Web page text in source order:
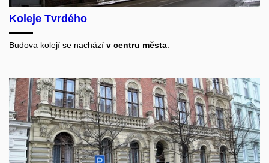
Koleje Tvrdého
Budova kolejí se nachází v centru města